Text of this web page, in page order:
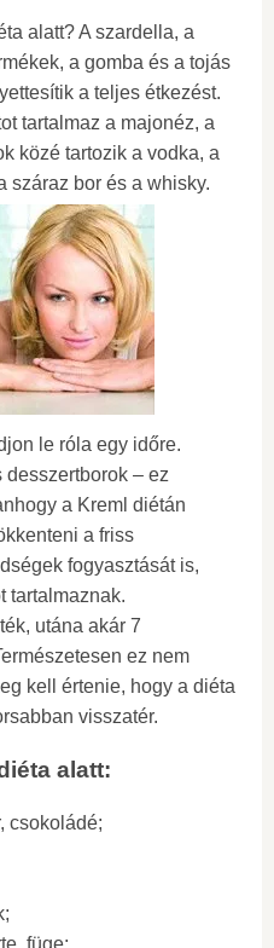
alatt? A szardella, a
a gomba és a tojás
a teljes étkezést.
tartalmaz a majonéz, a
közé tartozik a vodka, a
száraz bor és a whisky.
le róla egy időre.
desszertborok – ez
a Kreml diétán
a friss
fogyasztását is,
tartalmaznak.
utána akár 7
ez nem
kell értenie, hogy a diéta
visszatér.
alatt:
csokoládé;
füge;